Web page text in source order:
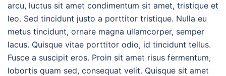
arcu, luctus sit amet condimentum sit amet, tristique et
leo. Sed tincidunt justo a porttitor tristique. Nulla eu
metus tincidunt, ornare magna ullamcorper, semper
lacus. Quisque vitae porttitor odio, id tincidunt tellus.
Fusce a suscipit eros. Proin sit amet risus fermentum,
lobortis quam sed, consequat velit. Quisque sit amet